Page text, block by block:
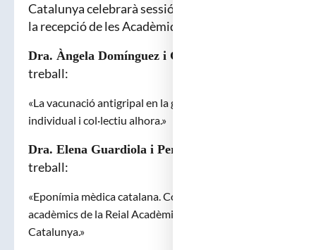
Catalunya celebrarà sessió extraordinària per a
la recepció de les Acadèmiques Corresponents:
Dra. Àngela Domínguez i García
treball:
«La vacunació antigripal en la gent gran: un benefici
individual i col·lectiu alhora.»
Dra. Elena Guardiola i Pereira
treball:
«Eponímia mèdica catalana. Contribució dels
acadèmics de la Reial Acadèmia de Medicina de
Catalunya.»